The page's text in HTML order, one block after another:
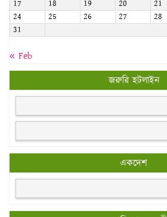
17
18 19 20 21
24
25 26 27 28
31
« Feb
জরুরি হটলাইন
একদেশ